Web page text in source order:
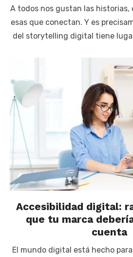
A todos nos gustan las historias,
esas que conectan. Y es
del storytelling digital tiene
Accesibilidad digital:
que tu marca
cuenta
El mundo digital está hecho